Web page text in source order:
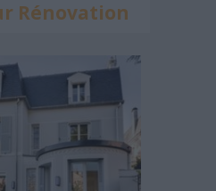
Rénovation